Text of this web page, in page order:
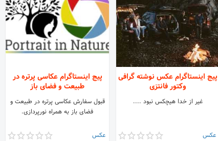
پیج اینستاگرام عکس نوشته گرافی
وکتور فانتزی
غیر از خدا هیچکس نبود ....
عکس
پیج اینستاگرام عکاسی پرتره در
طبیعت و فضای باز
قبول سفارش عکاسی پرتره در طبیعت و
فضای باز به همراه نورپردازی.
عکس